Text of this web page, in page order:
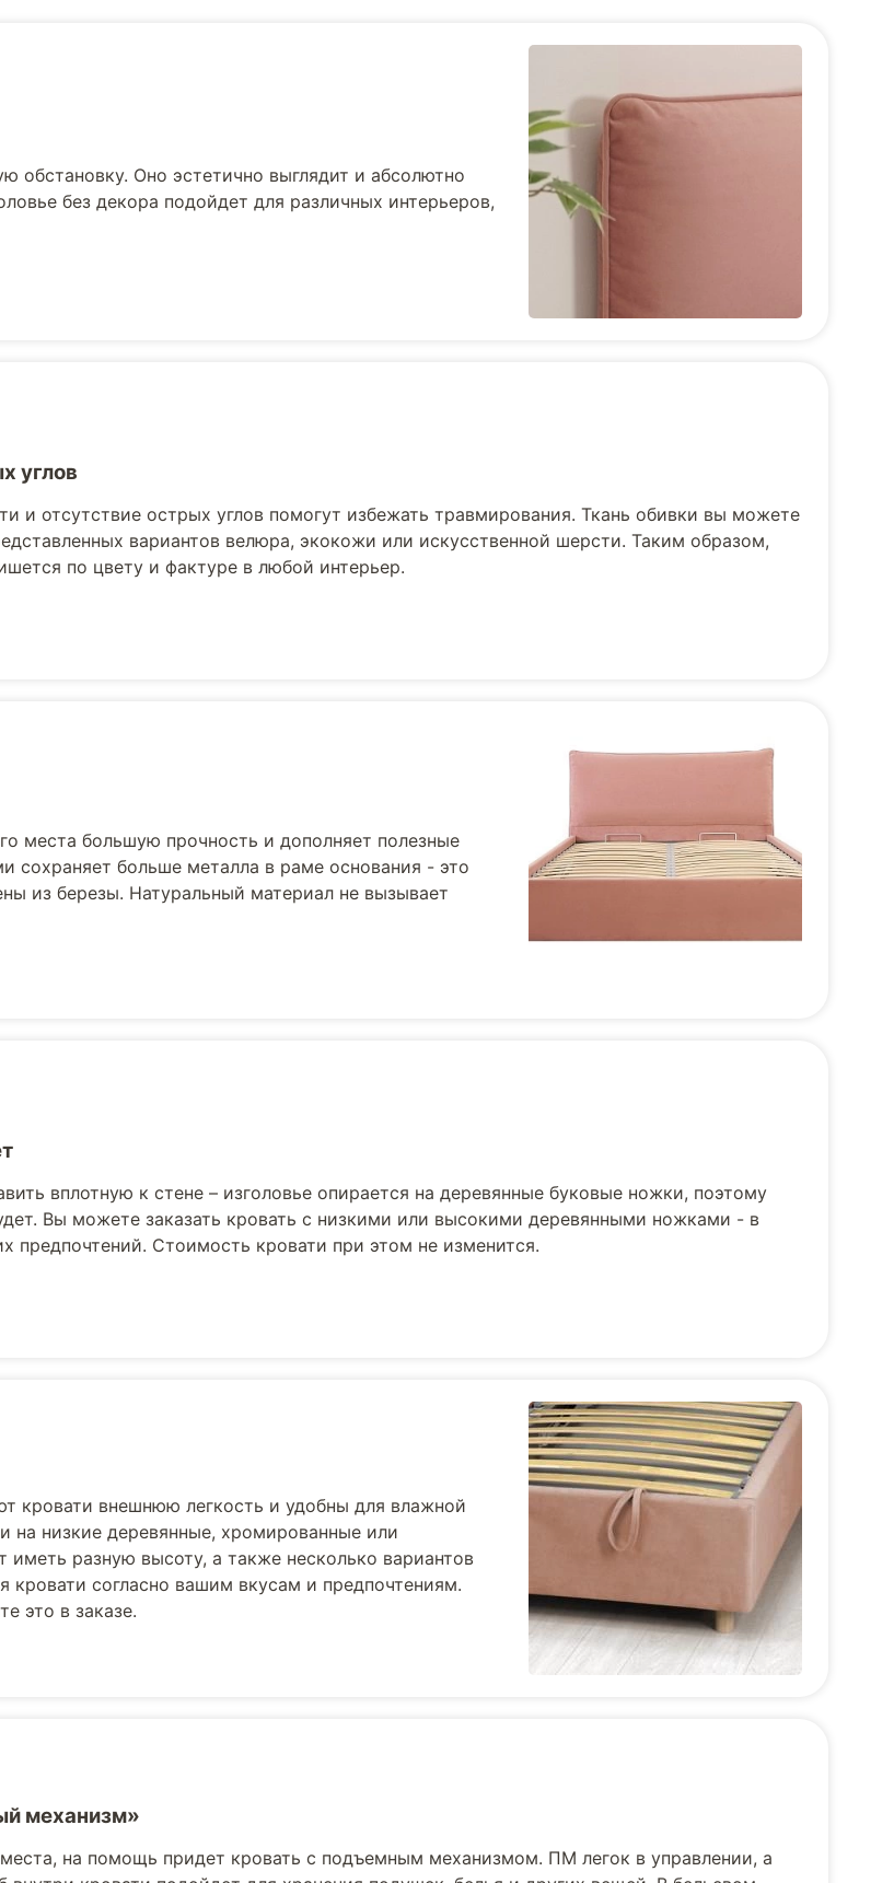
обстановку. Оно эстетично выглядит и абсолютно
без декора подойдет для различных интерьеров,
углов
и отсутствие острых углов помогут избежать травмирования. Ткань обивки вы можете
вариантов велюра, экокожи или искусственной шерсти. Таким образом,
по цвету и фактуре в любой интерьер.
места большую прочность и дополняет полезные
сохраняет больше металла в раме основания - это
из березы. Натуральный материал не вызывает
вплотную к стене – изголовье опирается на деревянные буковые ножки, поэтому
Вы можете заказать кровать с низкими или высокими деревянными ножками - в
предпочтений. Стоимость кровати при этом не изменится.
кровати внешнюю легкость и удобны для влажной
низкие деревянные, хромированные или
разную высоту, а также несколько вариантов
согласно вашим вкусам и предпочтениям.
это в заказе.
механизм»
на помощь придет кровать с подъемным механизмом. ПМ легок в управлении, а